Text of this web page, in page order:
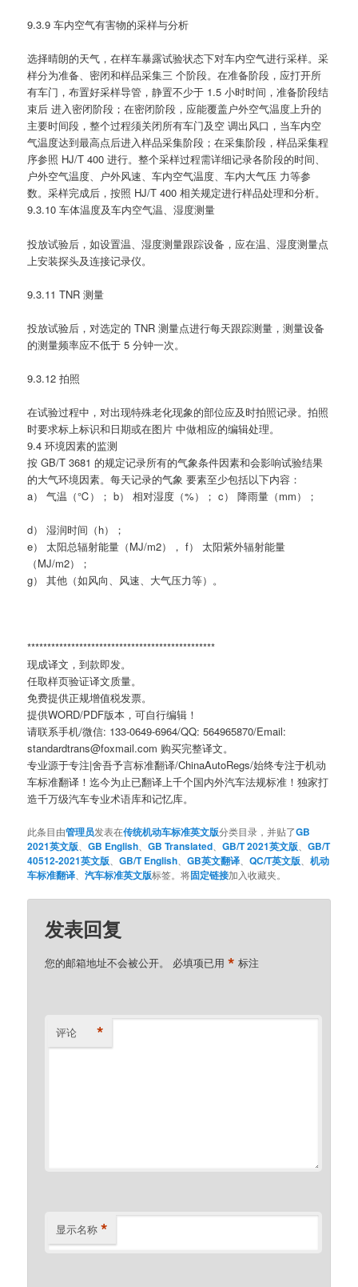
9.3.9 车内空气有害物的采样与分析
选择晴朗的天气，在样车暴露试验状态下对车内空气进行采样。采
样分为准备、密闭和样品采集三 个阶段。在准备阶段，应打开所
有车门，布置好采样导管，静置不少于 1.5 小时时间，准备阶段结
束后 进入密闭阶段；在密闭阶段，应能覆盖户外空气温度上升的
主要时间段，整个过程须关闭所有车门及空 调出风口，当车内空
气温度达到最高点后进入样品采集阶段；在采集阶段，样品采集程
序参照 HJ/T 400 进行。整个采样过程需详细记录各阶段的时间、
户外空气温度、户外风速、车内空气温度、车内大气压 力等参
数。采样完成后，按照 HJ/T 400 相关规定进行样品处理和分析。
9.3.10 车体温度及车内空气温、湿度测量
投放试验后，如设置温、湿度测量跟踪设备，应在温、湿度测量点
上安装探头及连接记录仪。
9.3.11 TNR 测量
投放试验后，对选定的 TNR 测量点进行每天跟踪测量，测量设备
的测量频率应不低于 5 分钟一次。
9.3.12 拍照
在试验过程中，对出现特殊老化现象的部位应及时拍照记录。拍照
时要求标上标识和日期或在图片 中做相应的编辑处理。
9.4 环境因素的监测
按 GB/T 3681 的规定记录所有的气象条件因素和会影响试验结果
的大气环境因素。每天记录的气象 要素至少包括以下内容：
a） 气温（℃）； b） 相对湿度（%）； c） 降雨量（mm）；
d） 湿润时间（h）；
e） 太阳总辐射能量（MJ/m2）， f） 太阳紫外辐射能量
（MJ/m2）；
g） 其他（如风向、风速、大气压力等）。
***********************************************
现成译文，到款即发。
任取样页验证译文质量。
免费提供正规增值税发票。
提供WORD/PDF版本，可自行编辑！
请联系手机/微信: 133-0649-6964/QQ: 564965870/Email:
standardtrans@foxmail.com 购买完整译文。
专业源于专注|舍吾予言标准翻译/ChinaAutoRegs/始终专注于机动
车标准翻译！迄今为止已翻译上千个国内外汽车法规标准！独家打
造千万级汽车专业术语库和记忆库。
此条目由管理员发表在传统机动车标准英文版分类目录，并贴了GB
2021英文版 、GB English 、GB Translated 、GB/T 2021英文版 、GB/T
40512-2021英文版 、GB/T English 、GB英文翻译 、QC/T英文版 、机动
车标准翻译 、汽车标准英文版标签。将固定链接加入收藏夹。
发表回复
您的邮箱地址不会被公开。 必填项已用* 标注
评论 *
显示名称 *